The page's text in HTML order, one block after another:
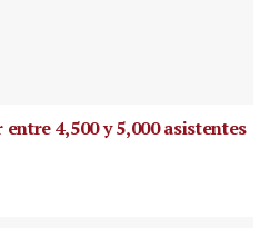
4,500 y 5,000 asistentes